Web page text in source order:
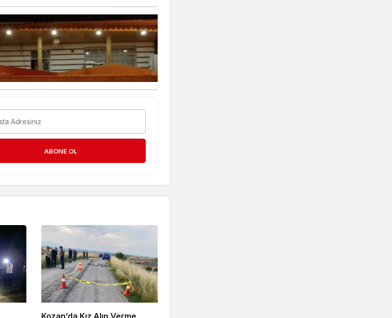
ABONE OL